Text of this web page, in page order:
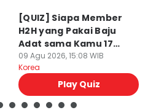
[QUIZ] Siapa Member
H2H yang Pakai Baju
Adat sama Kamu 17
Agustusan?
09 Agu 2026, 15:08 WIB
Korea
Play Quiz